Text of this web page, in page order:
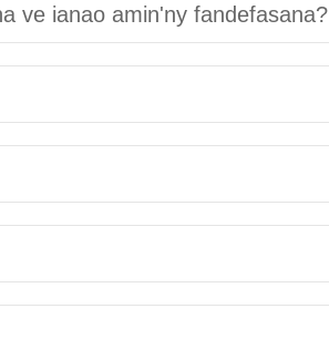
ve ianao amin'ny fandefasana?